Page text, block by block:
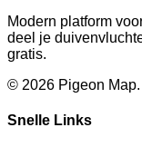
Modern platform
deel je
gratis.
© 2026 Pigeon Map.
Snelle Links